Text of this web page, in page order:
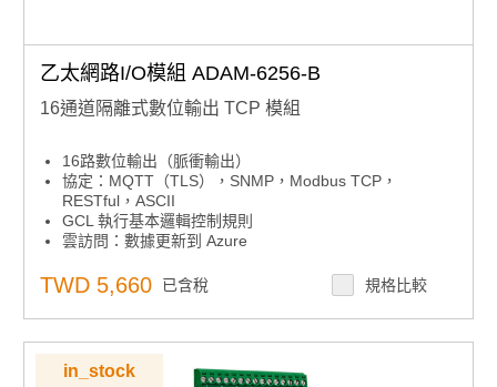
乙太網路I/O模組 ADAM-6256-B
16通道隔離式數位輸出 TCP 模組
16路數位輸出（脈衝輸出）
協定：MQTT（TLS），SNMP，Modbus TCP，
RESTful，ASCII
GCL 執行基本邏輯控制規則
雲訪問：數據更新到 Azure
用於映射 I/O 狀態的對等功能
內置網路伺服器
用於恢復系統的看門狗定時器
TWD 5,660 已含稅 規格比較
in_stock